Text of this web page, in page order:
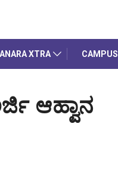
XTRA CAMPUS
ಆಹ್ವಾನ